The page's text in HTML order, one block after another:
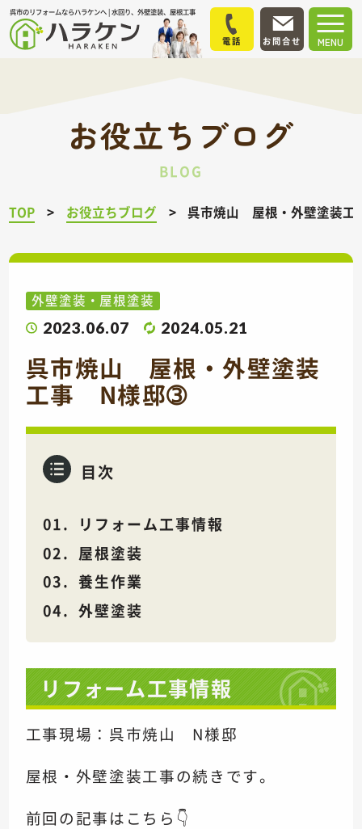
呉市のリフォームならハラケンへ | 水回り、外壁塗装、屋根工事
MENU
電話 お問合せ
お役立ちブログ
BLOG
TOP お役立ちブログ 呉市焼山 屋根・外壁塗装
外壁塗装・屋根塗装
2023.06.07 2024.05.21
呉市焼山 屋根・外壁塗装
工事 N様邸➂
目次
リフォーム工事情報
屋根塗装
養生作業
外壁塗装
リフォーム工事情報
工事現場：呉市焼山 N様邸
屋根・外壁塗装工事の続きです。
前回の記事はこちら👇